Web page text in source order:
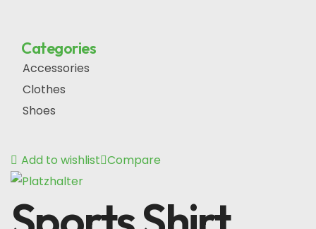
Categories
Accessories
Clothes
Shoes
Add to wishlist Compare